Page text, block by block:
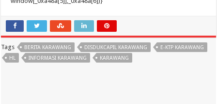
Tags BERITA KARAWANG DISDUKCAPIL KARAWANG
E-KTP KARAWANG
HL
INFORMASI KARAWANG KARAWANG